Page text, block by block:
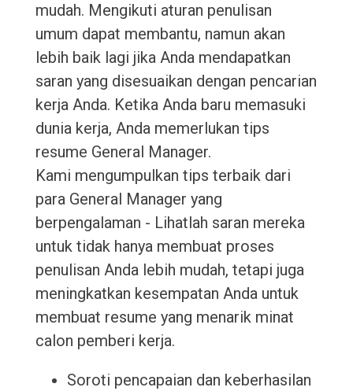
mudah. Mengikuti aturan penulisan
umum dapat membantu, namun akan
lebih baik lagi jika Anda mendapatkan
saran yang disesuaikan dengan pencarian
kerja Anda. Ketika Anda baru memasuki
dunia kerja, Anda memerlukan tips
resume General Manager.
Kami mengumpulkan tips terbaik dari
para General Manager yang
berpengalaman - Lihatlah saran mereka
untuk tidak hanya membuat proses
penulisan Anda lebih mudah, tetapi juga
meningkatkan kesempatan Anda untuk
membuat resume yang menarik minat
calon pemberi kerja.
Soroti pencapaian dan keberhasilan